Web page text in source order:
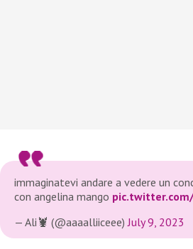
immaginatevi andare a vedere un
con angelina mango
— Ali🦞 (@aaaalliiceee)July 9, 2023